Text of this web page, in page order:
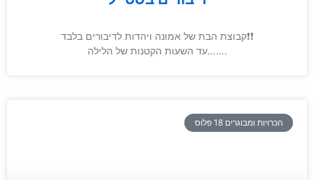
קבוצת הבת של אמונה ויהדות לדיבורים בלבד❗❗
עד השעות הקטנות של הלילה…….
הכרויות ומבוגרים 18 פלוס